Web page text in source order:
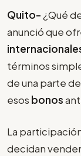
Quito- ¿Qué
anunció que
términos
de una parte
esos bonos
La
decidan